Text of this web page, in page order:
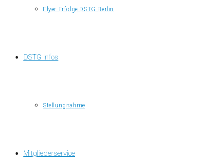
Flyer Erfolge DSTG Berlin
DSTG Infos
Stellungnahme
Mitgliederservice